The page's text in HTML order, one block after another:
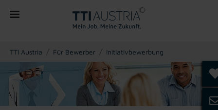
You are here:
TTI Austria Für Bewerber Initiativbewerbung